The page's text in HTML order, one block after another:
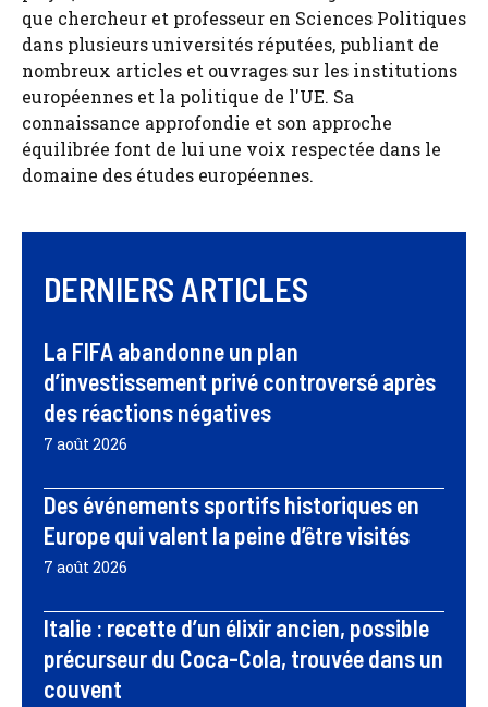
que chercheur et professeur en Sciences Politiques
dans plusieurs universités réputées, publiant de
nombreux articles et ouvrages sur les institutions
européennes et la politique de l'UE. Sa
connaissance approfondie et son approche
équilibrée font de lui une voix respectée dans le
domaine des études européennes.
DERNIERS ARTICLES
La FIFA abandonne un plan
d’investissement privé controversé après
des réactions négatives
7 août 2026
Des événements sportifs historiques en
Europe qui valent la peine d’être visités
7 août 2026
Italie : recette d’un élixir ancien, possible
précurseur du Coca-Cola, trouvée dans un
couvent